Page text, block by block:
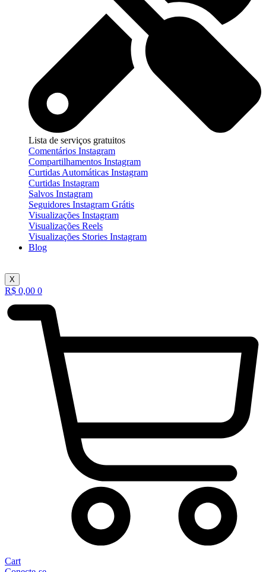
Lista de serviços gratuitos
Comentários Instagram
Compartilhamentos Instagram
Curtidas Automáticas Instagram
Curtidas Instagram
Salvos Instagram
Seguidores Instagram Grátis
Visualizações Instagram
Visualizações Reels
Visualizações Stories Instagram
Blog
X
R$ 0,00 0
Cart